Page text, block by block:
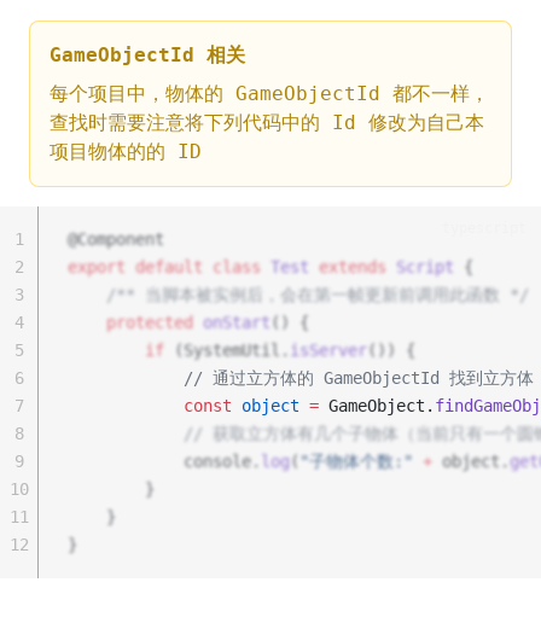
GameObjectId 相关
每个项目中，物体的 GameObjectId 都不一样，
查找时需要注意将下列代码中的 Id 修改为自己本
项目物体的的 ID
@Component
export
default class Test extends Script
{
/** 当脚本被实例后，会在第一帧更新前调用此函数 */
protected onStart () {
if (SystemUtil. isServer()) {
// 通过立方体的 GameObjectId 找到立方
const
object = GameObject.
// 获取立方体有几个子物体（当前只有一个圆
            console.
log( "子物体个数:" + object.
        }
    }
}
1
2
3
4
5
6
7
8
9
10
11
12